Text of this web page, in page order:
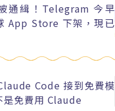
通緝！Telegram 今早
App Store 下架，現已
Code 接到免費模
是免費用 Claude